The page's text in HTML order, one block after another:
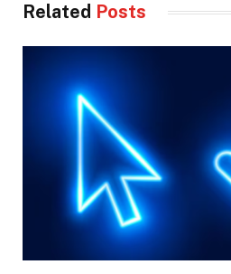
Related Posts